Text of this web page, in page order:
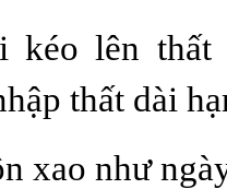
kéo lên thất
thất dài
xao như